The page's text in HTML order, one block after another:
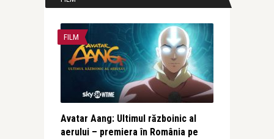
FILM
Avatar Aang: Ultimul războinic al
aerului – premiera în România pe